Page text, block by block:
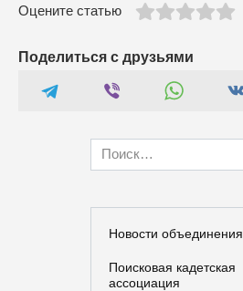
Оцените статью
Поделиться с друзьями
Search
for:
Новости объединения
Поисковая кадетская
ассоциация